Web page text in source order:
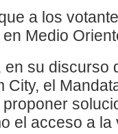
a los
Medio
en su discurso
City, el
el acceso a la